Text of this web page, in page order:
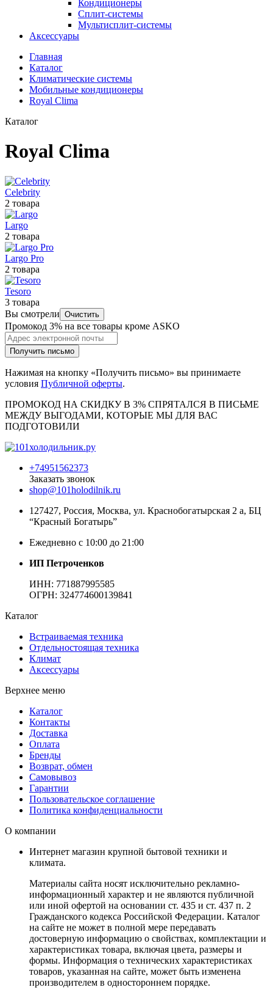
Кондиционеры
Сплит-системы
Мультисплит-системы
Аксессуары
Главная
Каталог
Климатические системы
Мобильные кондиционеры
Royal Clima
Каталог
Royal Clima
Celebrity
2 товара
Largo
2 товара
Largo Pro
2 товара
Tesoro
3 товара
Вы смотрели Очистить
Промокод 3% на все товары кроме ASKO
Получить письмо
Нажимая на кнопку «Получить письмо» вы принимаете
условия Публичной оферты.
ПРОМОКОД НА СКИДКУ В 3% СПРЯТАЛСЯ В ПИCЬМЕ
МЕЖДУ ВЫГОДАМИ, КОТОРЫЕ МЫ ДЛЯ ВАС
ПОДГОТОВИЛИ
+74951562373
Заказать звонок
shop@101holodilnik.ru
127427, Россия, Москва, ул. Краснобогатырская 2 а, БЦ
“Красный Богатырь”
Ежедневно с 10:00 до 21:00
ИП Петроченков
ИНН: 771887995585
ОГРН: 324774600139841
Каталог
Встраиваемая техника
Отдельностоящая техника
Климат
Аксессуары
Верхнее меню
Каталог
Контакты
Доставка
Оплата
Бренды
Возврат, обмен
Самовывоз
Гарантии
Пользовательское соглашение
Политика конфиденциальности
О компании
Интернет магазин крупной бытовой техники и
климата.
Материалы сайта носят исключительно рекламно-
информационный характер и не являются публичной
или иной офертой на основании ст. 435 и ст. 437 п. 2
Гражданского кодекса Российской Федерации. Каталог
на сайте не может в полной мере передавать
достоверную информацию о свойствах, комплектации и
характеристиках товара, включая цвета, размеры и
формы. Информация о технических характеристиках
товаров, указанная на сайте, может быть изменена
производителем в одностороннем порядке.